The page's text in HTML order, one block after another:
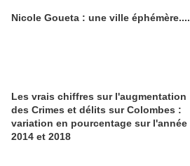
Nicole Goueta : une ville éphémère....
Les vrais chiffres sur l'augmentation
des Crimes et délits sur Colombes :
variation en pourcentage sur l'année
2014 et 2018